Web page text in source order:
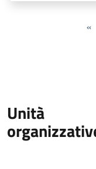
«
Unità